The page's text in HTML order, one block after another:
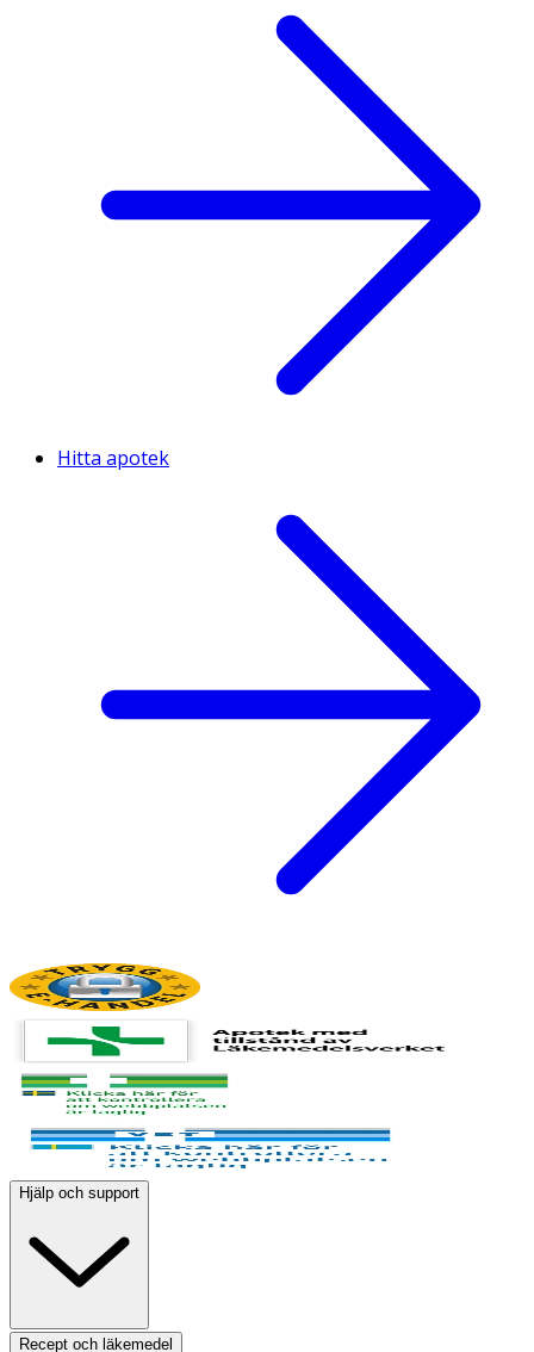
Hitta apotek
Hjälp och support
Recept och läkemedel